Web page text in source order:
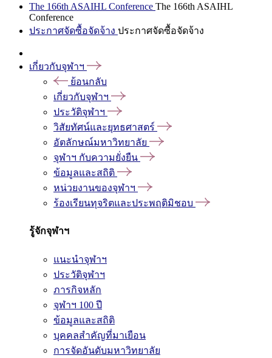
The 166th ASAIHL Conference The 166th ASAIHL
Conference
ประกาศจัดซื้อจัดจ้าง ประกาศจัดซื้อจัดจ้าง
เกี่ยวกับจุฬาฯ
ย้อนกลับ
เกี่ยวกับจุฬาฯ
ประวัติจุฬาฯ
วิสัยทัศน์และยุทธศาสตร์
อัตลักษณ์มหาวิทยาลัย
จุฬาฯ กับความยั่งยืน
ข้อมูลและสถิติ
หน่วยงานของจุฬาฯ
ร้องเรียนทุจริตและประพฤติมิชอบ
รู้จักจุฬาฯ
แนะนำจุฬาฯ
ประวัติจุฬาฯ
ภารกิจหลัก
จุฬาฯ 100 ปี
ข้อมูลและสถิติ
บุคคลสำคัญที่มาเยือน
การจัดอันดับมหาวิทยาลัย